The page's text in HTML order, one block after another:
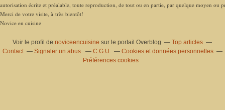
autorisation écrite et préalable, toute reproduction, de tout ou en partie, par quelque moyen ou
Merci de votre visite, à très bientôt!
Novice en cuisine
Voir le profil denoviceencuisine sur le portail Overblog
Top articles
Contact
Signaler un abus C.G.U.
Cookies et données personnelles
Préférences cookies